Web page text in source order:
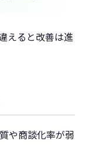
えると改善は進
や商談化率が弱